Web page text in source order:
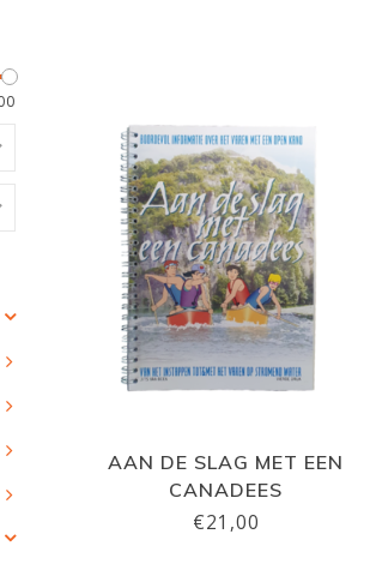
AAN DE SLAG MET EEN
CANADEES
€21,00